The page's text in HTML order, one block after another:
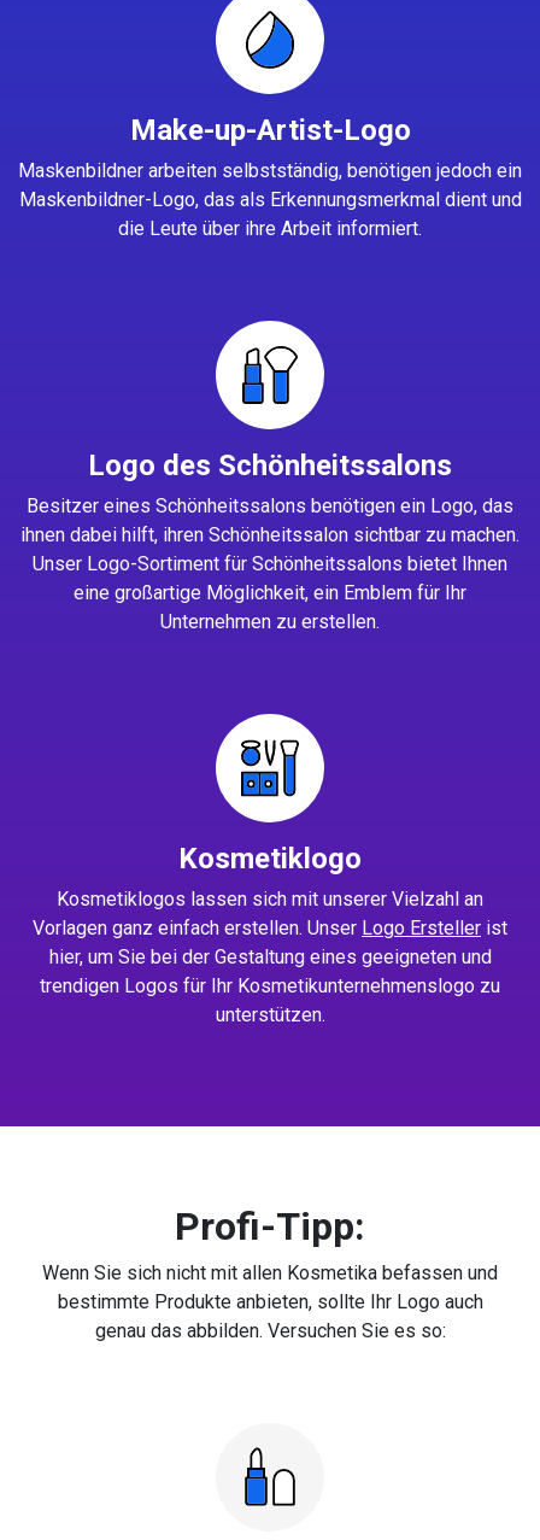
Make-up-Artist-Logo
Maskenbildner arbeiten selbstständig, benötigen jedoch ein
Maskenbildner-Logo, das als Erkennungsmerkmal dient und
die Leute über ihre Arbeit informiert.
Logo des Schönheitssalons
Besitzer eines Schönheitssalons benötigen ein Logo, das
ihnen dabei hilft, ihren Schönheitssalon sichtbar zu machen.
Unser Logo-Sortiment für Schönheitssalons bietet Ihnen
eine großartige Möglichkeit, ein Emblem für Ihr
Unternehmen zu erstellen.
Kosmetiklogo
Kosmetiklogos lassen sich mit unserer Vielzahl an
Vorlagen ganz einfach erstellen. Unser Logo Ersteller ist
hier, um Sie bei der Gestaltung eines geeigneten und
trendigen Logos für Ihr Kosmetikunternehmenslogo zu
unterstützen.
Profi-Tipp:
Wenn Sie sich nicht mit allen Kosmetika befassen und
bestimmte Produkte anbieten, sollte Ihr Logo auch
genau das abbilden. Versuchen Sie es so: